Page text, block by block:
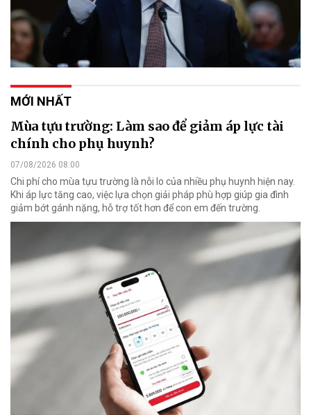
MỚI NHẤT
Mùa tựu trường: Làm sao để giảm áp lực tài
chính cho phụ huynh?
07/08/2026 08:00
Chi phí cho mùa tựu trường là nỗi lo của nhiều phụ huynh hiện nay.
Khi áp lực tăng cao, việc lựa chọn giải pháp phù hợp giúp gia đình
giảm bớt gánh nặng, hỗ trợ tốt hơn để con em đến trường.